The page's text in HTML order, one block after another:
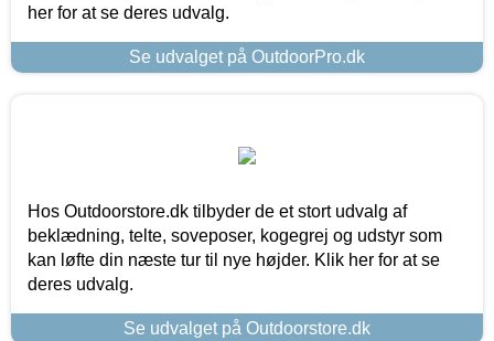
her for at se deres udvalg.
Se udvalget på OutdoorPro.dk
Hos Outdoorstore.dk tilbyder de et stort udvalg af
beklædning, telte, soveposer, kogegrej og udstyr som
kan løfte din næste tur til nye højder. Klik her for at se
deres udvalg.
Se udvalget på Outdoorstore.dk